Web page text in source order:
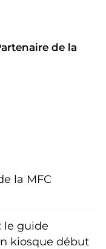
de la
la MFC
le guide
kiosque début